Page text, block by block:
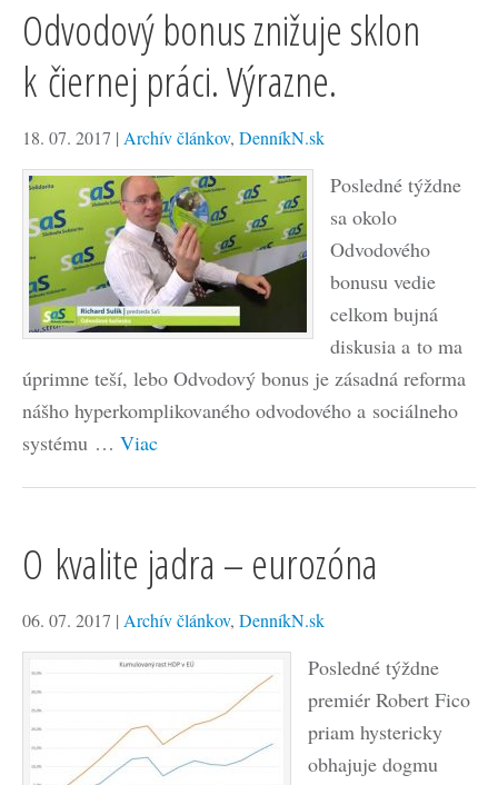
Odvodový bonus znižuje sklon
k čiernej práci. Výrazne.
18. 07. 2017 | Archív článkov, DenníkN.sk
Posledné týždne
sa okolo
Odvodového
bonusu vedie
celkom bujná
diskusia a to ma
úprimne teší, lebo Odvodový bonus je zásadná reforma
nášho hyperkomplikovaného odvodového a sociálneho
systému … Viac
O kvalite jadra – eurozóna
06. 07. 2017 | Archív článkov, DenníkN.sk
Posledné týždne
premiér Robert Fico
priam hystericky
obhajuje dogmu